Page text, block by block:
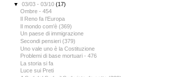
▼03/03 - 03/10(17)
Ombre - 454
Il Reno fa l’Europa
Il mondo com'è (369)
Un paese di immigrazione
Secondi pensieri (379)
Uno vale uno è la Costituzione
Problemi di base mortuari - 476
La storia si fa
Luce sui Preti